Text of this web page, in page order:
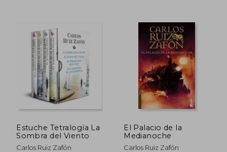
Estuche Tetralogía La
Sombra del Viento
Carlos Ruiz Zafón
El Palacio de la
Medianoche
Carlos Ruiz Zafón